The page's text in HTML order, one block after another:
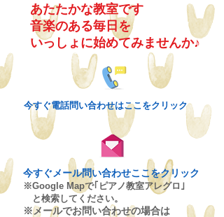
あたたかな教室です
音楽のある毎日を
いっしょに始めてみませんか♪
今すぐ電話問い合わせはここをクリック
今すぐメール問い合わせここをクリック
※Google Mapで｢ピアノ教室アレグロ｣
​ と検索してください。
※メールでお問い合わせの場合は